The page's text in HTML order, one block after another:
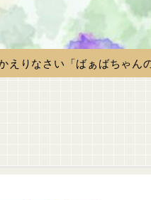
えりなさい「ばぁばちゃん